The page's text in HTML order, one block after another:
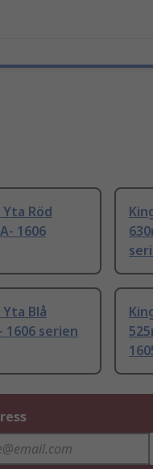
Röd
1606
Blå
1606 serien